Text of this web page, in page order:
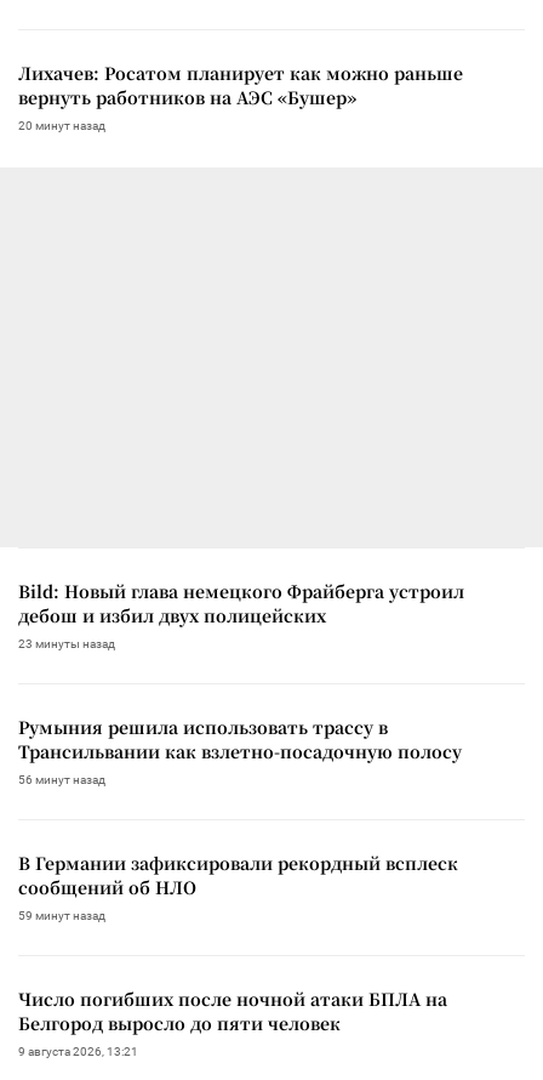
Лихачев: Росатом планирует как можно раньше
вернуть работников на АЭС «Бушер»
20 минут назад
Bild: Новый глава немецкого Фрайберга устроил
дебош и избил двух полицейских
23 минуты назад
Румыния решила использовать трассу в
Трансильвании как взлетно-посадочную полосу
56 минут назад
В Германии зафиксировали рекордный всплеск
сообщений об НЛО
59 минут назад
Число погибших после ночной атаки БПЛА на
Белгород выросло до пяти человек
9 августа 2026, 13:21